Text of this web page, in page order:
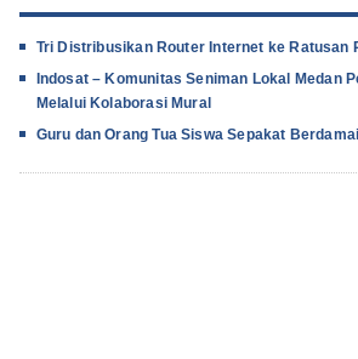
Tri Distribusikan Router Internet ke Ratusan
Indosat – Komunitas Seniman Lokal Medan
Melalui Kolaborasi Mural
Guru dan Orang Tua Siswa Sepakat Berdamai